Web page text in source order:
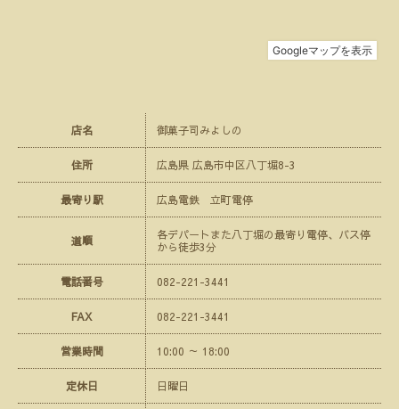
店名 御菓子司みよしの
住所 広島県 広島市中区八丁堀8-3
最寄り駅 広島電鉄 立町電停
道順
各デパートまた八丁堀の最寄り電停、バス停
から徒歩3分
電話番号 082-221-3441
FAX 082-221-3441
営業時間 10:00 ～ 18:00
定休日 日曜日